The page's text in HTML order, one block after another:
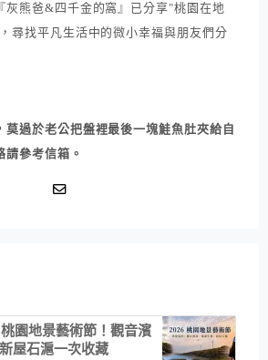
灰熊爸&四千金的窩』已分享"桃園在地
尋找平凡生活中的微小幸福與朋友們分
莫過於老公把盤裡最後一塊鮭魚肚夾給自
請參考信箱。
園地景藝術節！觀音濱
屋石滬一次收藏